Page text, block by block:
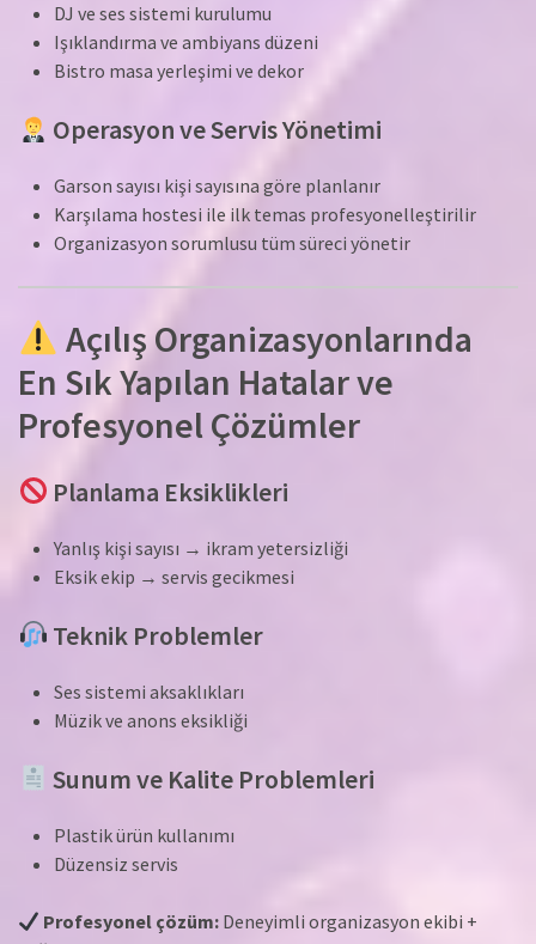
DJ ve ses sistemi kurulumu
Işıklandırma ve ambiyans düzeni
Bistro masa yerleşimi ve dekor
Operasyon ve Servis Yönetimi
Garson sayısı kişi sayısına göre planlanır
Karşılama hostesi ile ilk temas profesyonelleştirilir
Organizasyon sorumlusu tüm süreci yönetir
Açılış Organizasyonlarında
En Sık Yapılan Hatalar ve
Profesyonel Çözümler
Planlama Eksiklikleri
Yanlış kişi sayısı → ikram yetersizliği
Eksik ekip → servis gecikmesi
Teknik Problemler
Ses sistemi aksaklıkları
Müzik ve anons eksikliği
Sunum ve Kalite Problemleri
Plastik ürün kullanımı
Düzensiz servis
Profesyonel çözüm: Deneyimli organizasyon ekibi +